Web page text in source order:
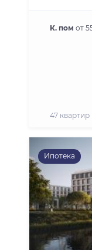
К. пом от
47 квартир
Ипотека